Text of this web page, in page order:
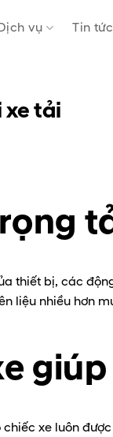
vụ Tin tức
xe tải
thiết bị, các
liệu nhiều hơn
xe luôn